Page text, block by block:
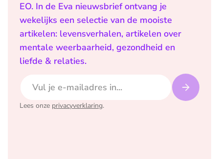
EO. In de Eva nieuwsbrief ontvang je
wekelijks een selectie van de mooiste
artikelen: levensverhalen, artikelen over
mentale weerbaarheid, gezondheid en
liefde & relaties.
Lees onze privacyverklaring.